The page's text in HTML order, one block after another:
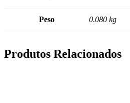
Peso 0.080 kg
Produtos Relacionados